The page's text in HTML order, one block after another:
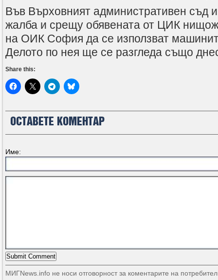
Във Върховният административен съд
жалба и срещу обявената от ЦИК
на ОИК София да се използват
Делото по нея ще се разгледа също
Share this:
ОСТАВЕТЕ КОМЕНТАР
Име:
МИГNews.info не носи отговорност за коментарите на